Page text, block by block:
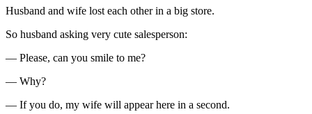
Husband and wife lost each other in a big store.
So husband asking very cute salesperson:
— Please, can you smile to me?
— Why?
— If you do, my wife will appear here in a second.